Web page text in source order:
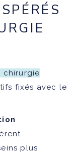
chirurgie
fixés avec le
plus